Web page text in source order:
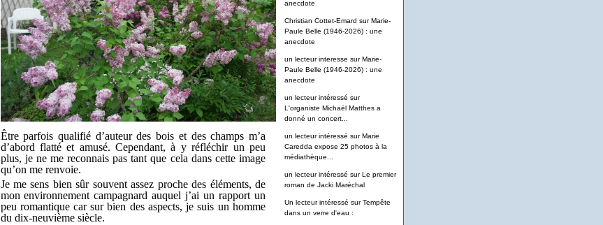
anecdote
Christian Cottet-Emard surMarie-
Paule Belle (1946-2026) : une
anecdote
un lecteur interesse surMarie-
Paule Belle (1946-2026) : une
anecdote
un lecteur intéressé sur
L'organiste Michaël Matthes a
donné un concert...
un lecteur intéressé surMarie
Caredda expose 25 photos à la
médiathèque...
un lecteur intéressé surLe premier
roman de Jacki Maréchal
Un lecteur intéressé surTempête
dans un verre d'eau :
Être parfois qualifié d’auteur des bois et des champs m’a
d’abord flatté et amusé. Cependant, à y réfléchir un peu
plus, je ne me reconnais pas tant que cela dans cette image
qu’on me renvoie.
Je me sens bien sûr souvent assez proche des éléments, de
mon environnement campagnard auquel j’ai un rapport un
peu romantique car sur bien des aspects, je suis un homme
du dix-neuvième siècle.